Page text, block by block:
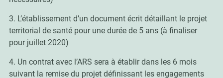
3. L’établissement d’un document écrit détaillant le projet
territorial de santé pour une durée de 5 ans (à finaliser
pour juillet 2020)
4. Un contrat avec l’ARS sera à établir dans les 6 mois
suivant la remise du projet définissant les engagements